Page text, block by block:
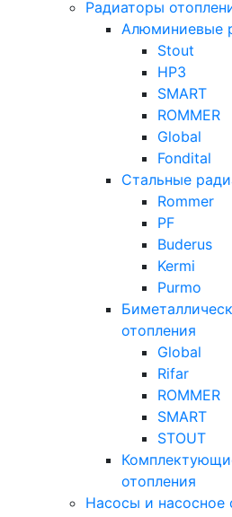
Радиаторы
Алюминиевые
Stout
НРЗ
SMART
ROMMER
Global
Fondital
Стальные
Rommer
PF
Buderus
Kermi
Purmo
отопления
Global
Rifar
ROMMER
SMART
STOUT
отопления
Насосы и насосное